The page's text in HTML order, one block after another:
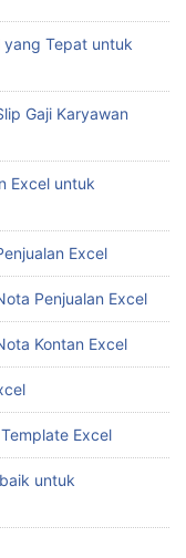
Penjualan Excel
Kontan Excel
untuk